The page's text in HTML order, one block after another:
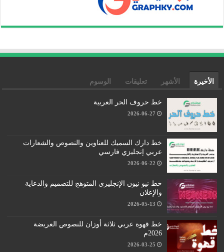
الأخيرة الأشهر تعليقات الوسوم
خط حروف الحر العربية
2026-06-27
خط دارك السميك للعناوين والنصوص والشعارات
عربي إنجليزي فارسي
2026-06-22
خط نيو نيون الإنجليزي المتوهج للتصميم والدعاية
والإعلان
2026-05-13
خط قهوة عربي ثلاثة أوزان للنصوص العريضة
2026م
2026-03-25